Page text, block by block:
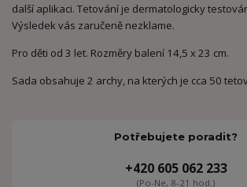
další aplikaci. Tetování je dermatologicky
Výsledek vás zaručeně nezklame.
Pro děti od 3 let. Rozměry balení 14,5 x 23 cm.
Sada obsahuje 2 archy, na kterých je cca 50
Potřebujete poradit?
+420 605 062 233
(Po-Ne, 8-21 hod.)